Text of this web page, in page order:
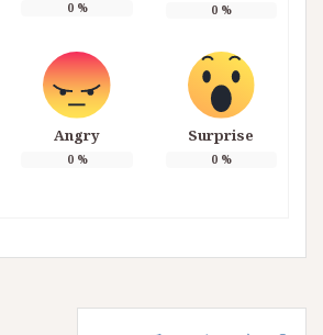
0% 0%
Angry
0%
Surprise
0%